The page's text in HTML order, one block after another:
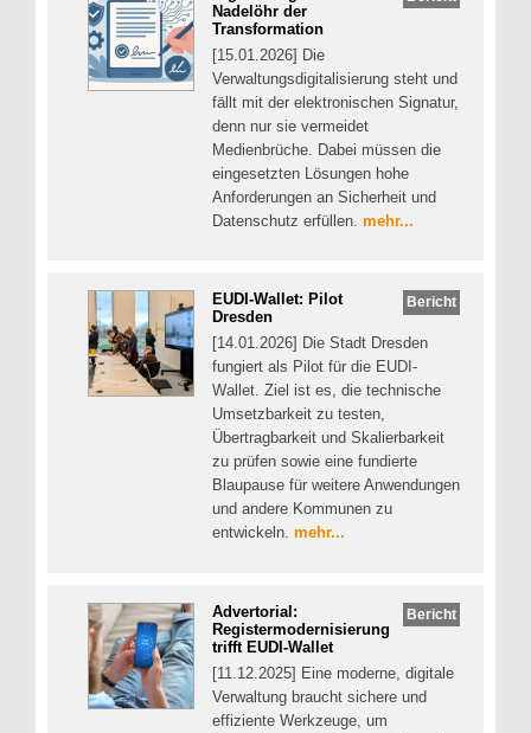
Nadelöhr der
Transformation
[15.01.2026] Die
Verwaltungsdigitalisierung steht und
fällt mit der elektronischen Signatur,
denn nur sie vermeidet
Medienbrüche. Dabei müssen die
eingesetzten Lösungen hohe
Anforderungen an Sicherheit und
Datenschutz erfüllen. mehr...
Bericht
EUDI-Wallet: Pilot
Dresden
[14.01.2026] Die Stadt Dresden
fungiert als Pilot für die EUDI-
Wallet. Ziel ist es, die technische
Umsetzbarkeit zu testen,
Übertragbarkeit und Skalierbarkeit
zu prüfen sowie eine fundierte
Blaupause für weitere Anwendungen
und andere Kommunen zu
entwickeln. mehr...
Bericht
Advertorial:
Registermodernisierung
trifft EUDI-Wallet
[11.12.2025] Eine moderne, digitale
Verwaltung braucht sichere und
effiziente Werkzeuge, um